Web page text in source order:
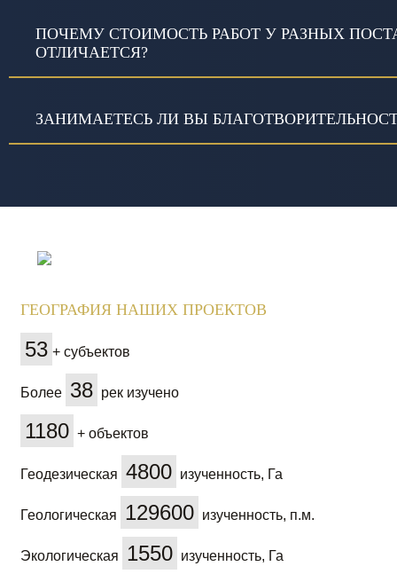
ПОЧЕМУ СТОИМОСТЬ РАБОТ У РАЗНЫХ
ОТЛИЧАЕТСЯ?
ЗАНИМАЕТЕСЬ ЛИ ВЫ
ГЕОГРАФИЯ НАШИХ ПРОЕКТОВ
53 + субъектов
Более 38 рек изучено
1180 + объектов
Геодезическая 4800 изученность, Га
Геологическая 129600 изученность, п.м.
Экологическая 1550 изученность, Га